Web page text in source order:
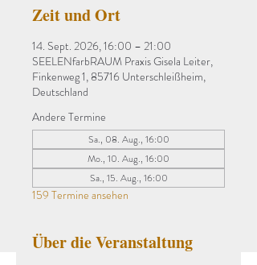
Zeit und Ort
14. Sept. 2026, 16:00 – 21:00
SEELENfarbRAUM Praxis Gisela Leiter,
Finkenweg 1, 85716 Unterschleißheim,
Deutschland
Andere Termine
Sa., 08. Aug., 16:00
Mo., 10. Aug., 16:00
Sa., 15. Aug., 16:00
159 Termine ansehen
Über die Veranstaltung